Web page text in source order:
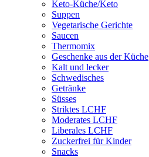
Keto-Küche/Keto
Suppen
Vegetarische Gerichte
Saucen
Thermomix
Geschenke aus der Küche
Kalt und lecker
Schwedisches
Getränke
Süsses
Striktes LCHF
Moderates LCHF
Liberales LCHF
Zuckerfrei für Kinder
Snacks